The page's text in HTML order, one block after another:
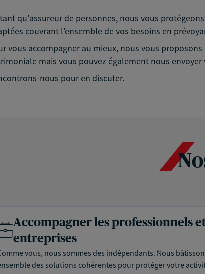
qu'assureur de personnes, nous vous
couvrant l'ensemble de vos besoins en
vous accompagner au mieux, nous vous
mais vous pouvez également nous
nous pour en discuter.
Accompagner les professionnels
entreprises
vous, nous sommes des indépendants. Nous
des solutions cohérentes pour protéger votre